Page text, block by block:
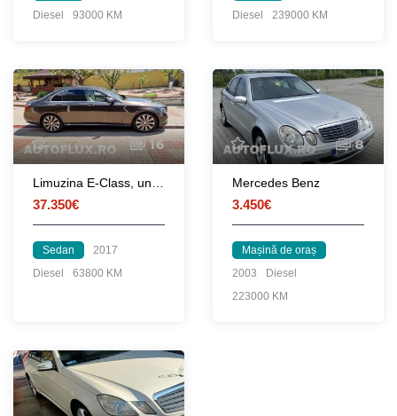
Diesel
93000 KM
Diesel
239000 KM
16
37.350€
Sedan
2017
Diesel
63800 KM
8
Mercedes Benz
3.450€
Mașină de oraș
2003
Diesel
223000 KM